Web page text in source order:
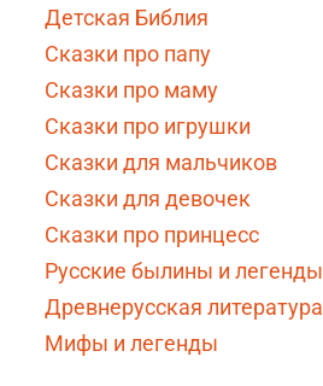
Детская Библия
Сказки про папу
Сказки про маму
Сказки про игрушки
Сказки для мальчиков
Сказки для девочек
Сказки про принцесс
Русские былины и легенды
Древнерусская литература
Мифы и легенды